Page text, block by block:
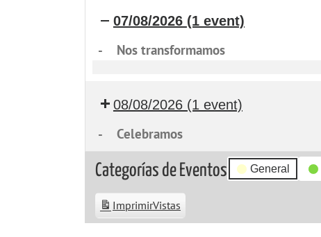
07/08/2026 (1 event)
- Nos transformamos
08/08/2026 (1 event)
- Celebramos
Categorías de Eventos General
ImprimirVistas